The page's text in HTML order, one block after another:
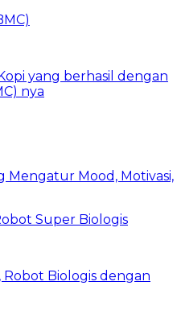
yang berhasil dengan
nya
Mengatur Mood, Motivasi,
Biologis dengan